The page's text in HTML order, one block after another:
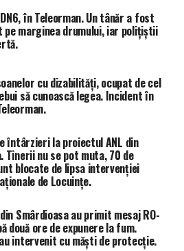
în Teleorman. Un tânăr a fost
marginea drumului, iar polițiștii
cu dizabilități, ocupat de cel
să cunoască legea. Incident în
întârzieri la proiectul ANL din
Tinerii nu se pot muta, 70 de
blocate de lipsa intervenției
de Locuințe.
Smârdioasa au primit mesaj RO-
două ore de expunere la fum.
intervenit cu măști de protecție.